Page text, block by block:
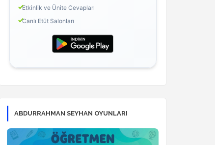
Etkinlik ve Ünite Cevapları
Canlı Etüt Salonları
ABDURRAHMAN SEYHAN OYUNLARI